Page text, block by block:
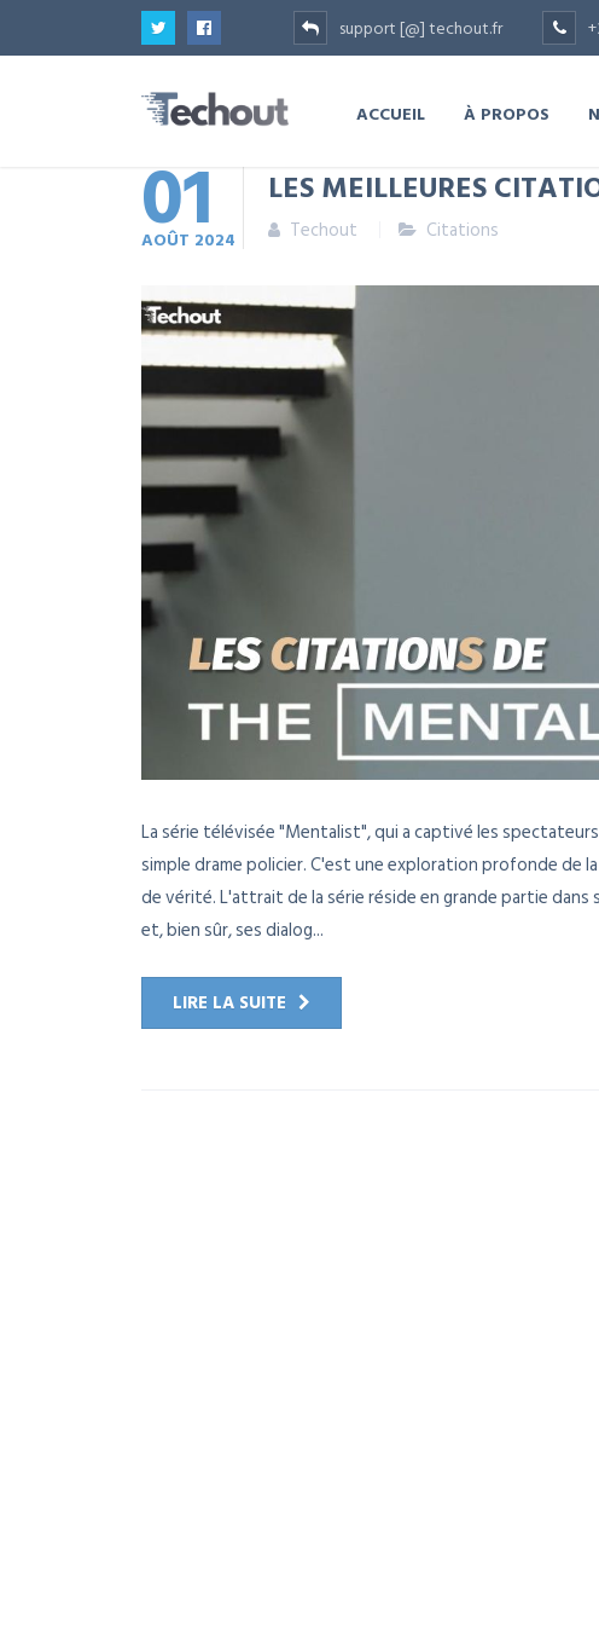
support [@] techout.fr
ACCUEIL À PROPOS
01
AOÛT 2024
LES MEILLEURES
Techout Citations
La série télévisée "Mentalist", qui a captivé les
simple drame policier. C'est une exploration profonde de
de vérité. L'attrait de la série réside en grande partie
et, bien sûr, ses dialog...
LIRE LA SUITE